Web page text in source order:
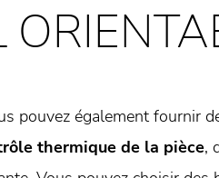
pouvez également fournir
thermique de la pièce,